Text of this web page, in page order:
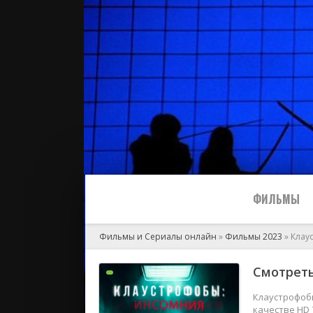
ФИЛЬМЫ
2024
Фильмы и Сериалы онлайн » Фильмы 2023 »
качестве